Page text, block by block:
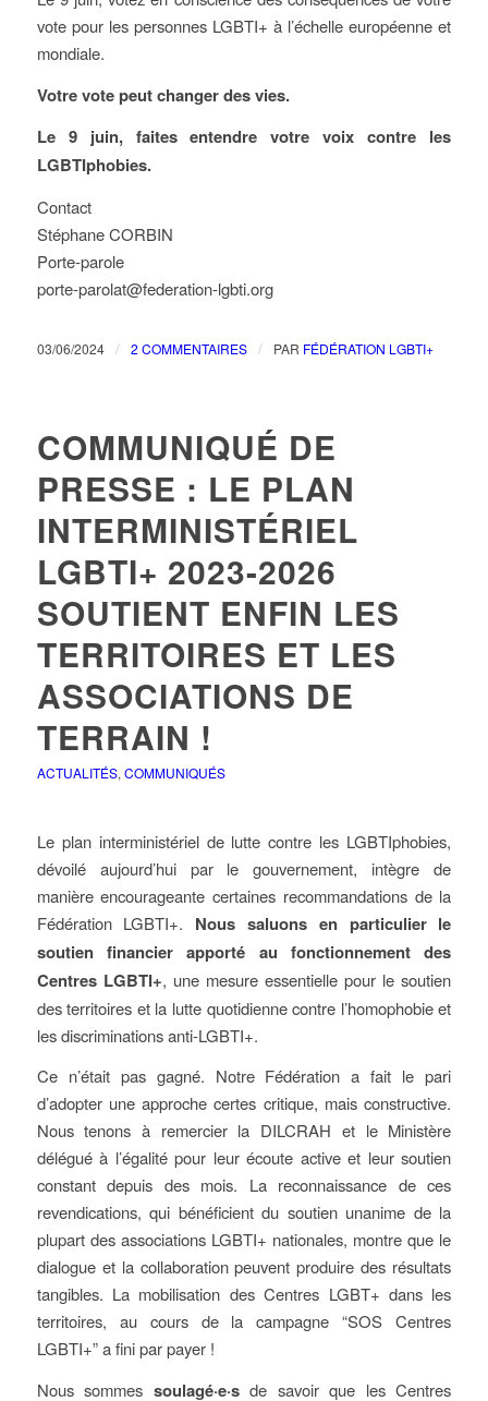
vote pour les personnes LGBTI+ à l’échelle européenne et
mondiale.
Votre vote peut changer des vies.
Le 9 juin, faites entendre votre voix contre les
LGBTIphobies.
Contact
Stéphane CORBIN
Porte-parole
porte-parolat@federation-lgbti.org
03/06/2024 / 2 COMMENTAIRES / PAR FÉDÉRATION LGBTI+
COMMUNIQUÉ DE
PRESSE : LE PLAN
INTERMINISTÉRIEL
LGBTI+ 2023-2026
SOUTIENT ENFIN LES
TERRITOIRES ET LES
ASSOCIATIONS DE
TERRAIN !
ACTUALITÉS, COMMUNIQUÉS
Le plan interministériel de lutte contre les LGBTIphobies,
dévoilé aujourd’hui par le gouvernement, intègre de
manière encourageante certaines recommandations de la
Fédération LGBTI+. Nous saluons en particulier le
soutien financier apporté au fonctionnement des
Centres LGBTI+, une mesure essentielle pour le soutien
des territoires et la lutte quotidienne contre l’homophobie et
les discriminations anti-LGBTI+.
Ce n’était pas gagné. Notre Fédération a fait le pari
d’adopter une approche certes critique, mais constructive.
Nous tenons à remercier la DILCRAH et le Ministère
délégué à l’égalité pour leur écoute active et leur soutien
constant depuis des mois. La reconnaissance de ces
revendications, qui bénéficient du soutien unanime de la
plupart des associations LGBTI+ nationales, montre que le
dialogue et la collaboration peuvent produire des résultats
tangibles. La mobilisation des Centres LGBT+ dans les
territoires, au cours de la campagne “SOS Centres
LGBTI+” a fini par payer !
Nous sommes soulagé·e·sde savoir que les Centres